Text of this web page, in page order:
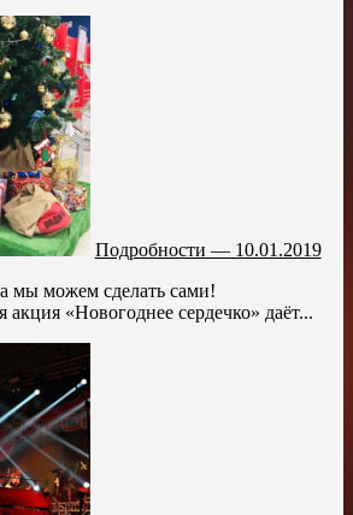
Подробности — 10.01.2019
мы можем сделать сами!
акция «Новогоднее сердечко» даёт...